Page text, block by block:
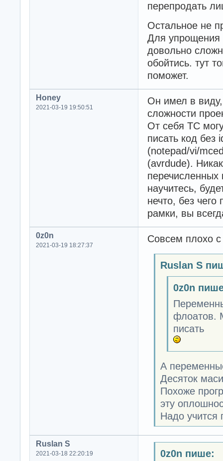
перепродать
Остальное не
Для
довольно
обойтись. тут
поможет.
Honey
2021-03-19 19:50:51
Он имел в виду,
сложности
От себя ТС
писать код без
(notepad/vi/
(avrdude).
перечисленных
научитесь,
нечто, без чего
рамки, вы
0z0n
2021-03-19 18:27:37
Совсем плохо с
Ruslan S
0z0n
флоатов.
писать
А
Десяток
Похоже
эту
Надо учится
Ruslan S
2021-03-18 22:20:19 0z0n пише: